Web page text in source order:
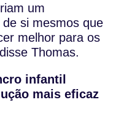
um
si mesmos que
melhor para os
Thomas.
infantil
mais eficaz